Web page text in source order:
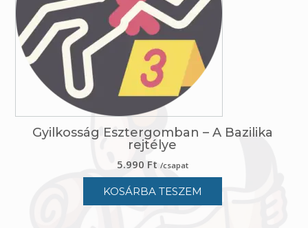
Gyilkosság Esztergomban – A Bazilika
rejtélye
5.990 Ft /csapat
KOSÁRBA TESZEM